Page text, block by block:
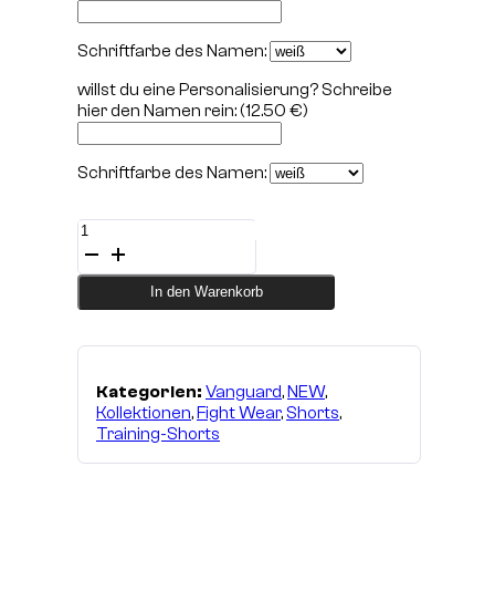
Schriftfarbe des Namen:
willst du eine Personalisierung? Schreibe
hier den Namen rein:(12.50 €)
Schriftfarbe des Namen:
Training
Short
VANGUARD
In den Warenkorb
Kategorien: Vanguard,NEW,
Kollektionen,Fight Wear,Shorts,
Training-Shorts